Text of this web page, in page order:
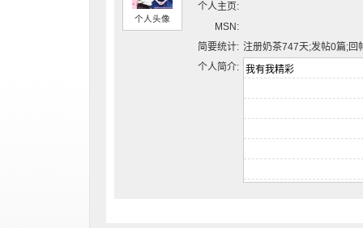
个人头像
个人主页:
MSN:
简要统计: 注册奶茶747天;发帖0篇;回
个人简介: